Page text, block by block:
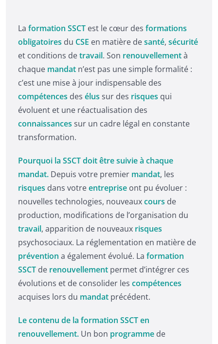
La formation SSCT est le cœur des formations
obligatoires du CSE en matière desanté, sécurité
et conditions detravail. Son renouvellementà
chaque mandat n’est pas une simple formalité :
c’est une mise à jour indispensable des
compétences des élus sur des risques qui
évoluent et une réactualisation des
connaissances sur un cadre légal en constante
transformation.
Pourquoi la SSCT doit être suivie à chaque
mandat. Depuis votre premier mandat, les
risques dans votreentreprise ont pu évoluer :
nouvelles technologies, nouveauxcours de
production, modifications de l’organisation du
travail, apparition de nouveaux risques
psychosociaux. La réglementation en matière de
prévention a également évolué. La formation
SSCT de renouvellement permet d’intégrer ces
évolutions et de consolider les compétences
acquises lors du mandat précédent.
Le contenu de la formation SSCT en
renouvellement. Un bon programme de